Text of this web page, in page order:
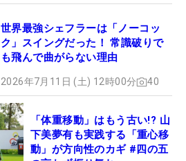
世界最強シェフラーは「ノーコッ
ク」スイングだった！ 常識破りで
も飛んで曲がらない理由
2026年7月11日 (土) 12時00分 40
「体重移動」はもう古い!? 山
下美夢有も実践する「重心移
動」が方向性のカギ #四の五